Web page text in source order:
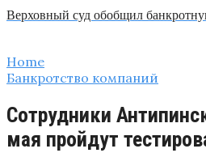
Верховный суд обобщил
Home
Банкротство компаний
Сотрудники
мая пройдут